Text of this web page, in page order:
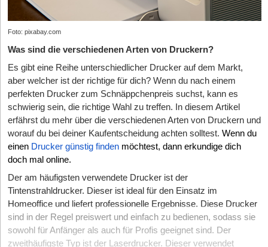
Foto: pixabay.com
Was sind die verschiedenen Arten von Druckern?
Es gibt eine Reihe unterschiedlicher Drucker auf dem Markt,
aber welcher ist der richtige für dich? Wenn du nach einem
perfekten Drucker zum Schnäppchenpreis suchst, kann es
schwierig sein, die richtige Wahl zu treffen. In diesem Artikel
erfährst du mehr über die verschiedenen Arten von Druckern und
worauf du bei deiner Kaufentscheidung achten solltest. Wenn du
einen Drucker günstig finden möchtest, dann erkundige dich
doch mal online.
Der am häufigsten verwendete Drucker ist der
Tintenstrahldrucker. Dieser ist ideal für den Einsatz im
Homeoffice und liefert professionelle Ergebnisse. Diese Drucker
sind in der Regel preiswert und einfach zu bedienen, sodass sie
sowohl für Anfänger als auch für Profis geeignet sind. Der
zweithäufigste Typ ist der Laserdrucker. Dieser verwendet